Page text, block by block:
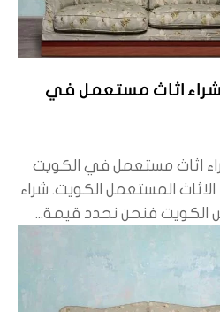
اثاث مستعمل في
اثاث مستعمل في الكويت
,أفضل محلات لبيع وشراء الاثاث المستعمل الكويت. شراء
فنحن نحدد قيمة...